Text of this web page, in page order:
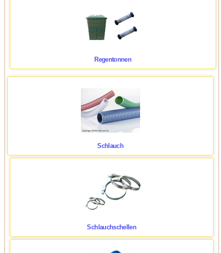
Regentonnen
Schlauch
Schlauchschellen